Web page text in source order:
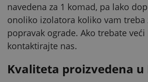
navedena za 1 komad, pa lako
onoliko izolatora koliko vam treba
popravak ograde. Ako trebate
kontaktirajte nas.
Kvaliteta proizvedena u